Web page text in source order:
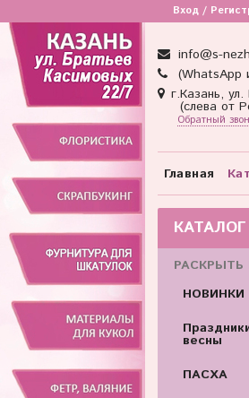
Вход /
info@s-
(WhatsApp
г.Казань,
(слева от
Обратный
Главная
КАТАЛОГ
РАСКРЫТЬ
НОВИНКИ
весны
ПАСХА